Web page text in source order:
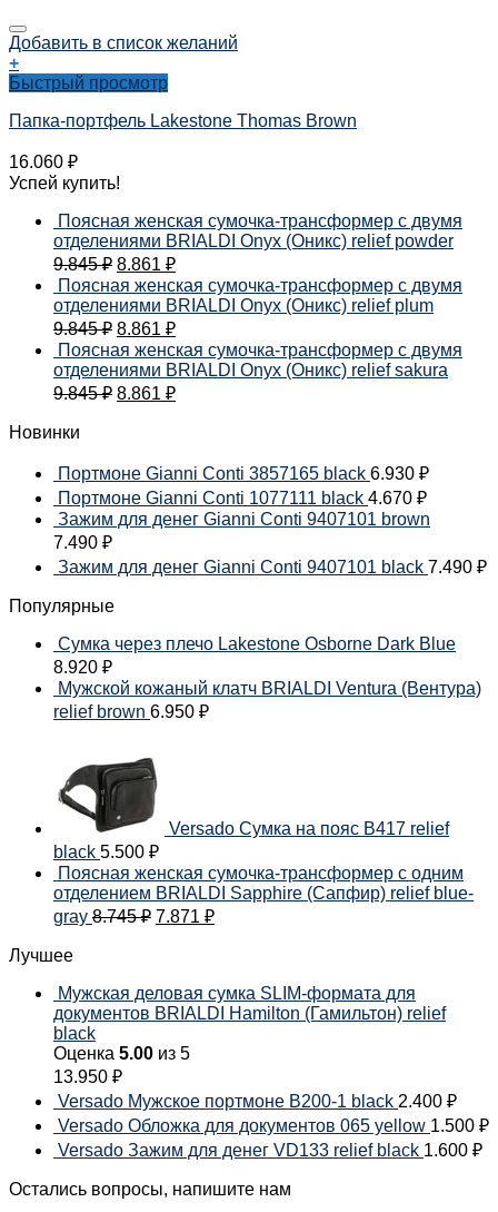
Добавить в список желаний
+
Быстрый просмотр
Папка-портфель Lakestone Thomas Brown
16.060 ₽
Успей купить!
Поясная женская сумочка-трансформер с двумя
отделениями BRIALDI Onyx (Оникс) relief powder
9.845₽ 8.861 ₽
Поясная женская сумочка-трансформер с двумя
отделениями BRIALDI Onyx (Оникс) relief plum
9.845₽ 8.861 ₽
Поясная женская сумочка-трансформер с двумя
отделениями BRIALDI Onyx (Оникс) relief sakura
9.845₽ 8.861 ₽
Новинки
Портмоне Gianni Conti 3857165 black 6.930 ₽
Портмоне Gianni Conti 1077111 black 4.670 ₽
Зажим для денег Gianni Conti 9407101 brown
7.490 ₽
Зажим для денег Gianni Conti 9407101 black 7.490 ₽
Популярные
Сумка через плечо Lakestone Osborne Dark Blue
8.920 ₽
Мужской кожаный клатч BRIALDI Ventura (Вентура)
relief brown 6.950 ₽
Versado Сумка на пояс B417 relief
black 5.500 ₽
Поясная женская сумочка-трансформер с одним
отделением BRIALDI Sapphire (Сапфир) relief blue-
gray 8.745₽ 7.871 ₽
Лучшее
Мужская деловая сумка SLIM-формата для
документов BRIALDI Hamilton (Гамильтон) relief
black
Оценка 5.00 из 5
13.950 ₽
Versado Мужское портмоне B200-1 black 2.400 ₽
Versado Обложка для документов 065 yellow 1.500 ₽
Versado Зажим для денег VD133 relief black 1.600 ₽
Остались вопросы, напишите нам